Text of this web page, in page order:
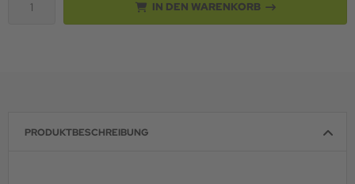
IN DEN WARENKORB
PRODUKTBESCHREIBUNG